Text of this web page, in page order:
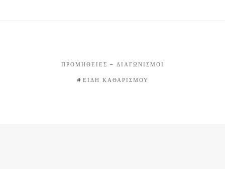
ΠΡΟΜΉΘΕΙΕΣ – ΔΙΑΓΩΝΙΣΜΟΊ
ΕΊΔΗ ΚΑΘΑΡΙΣΜΟΎ